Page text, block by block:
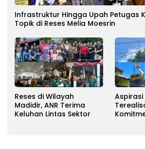
Infrastruktur Hingga Upah Petugas
Topik di Reses Melia Moesrin
Reses di Wilayah
Madidir, ANR Terima
Keluhan Lintas Sektor
Aspirasi